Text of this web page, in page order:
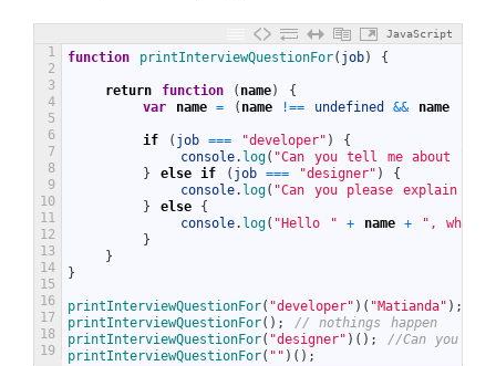
JavaScript
1
2
3
4
5
6
7
8
9
10
11
12
13
14
15
16
17
18
19
function printInterviewQuestionFor( job) {
return function ( name)
{
var
name = ( name !== undefined && name
if ( job === "developer" )
{
console. log( "Can you tell me about
}
else if ( job === "designer" )
{
console. log( "Can you please explain
}
else
{
console. log( "Hello " + name +
", what
}
}
}
printInterviewQuestionFor( "developer" ) ( "Matianda" ) ;
printInterviewQuestionFor( ) ;
// nothings happen
printInterviewQuestionFor( "designer" ) ( ) ;
//Can you
printInterviewQuestionFor( "" ) ( ) ;